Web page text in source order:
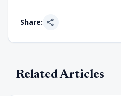
Share: share
Related Articles